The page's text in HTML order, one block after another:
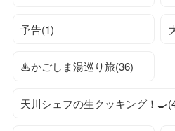
予告(1)
♨かごしま湯巡り旅(36)
天川シェフの生クッキング！